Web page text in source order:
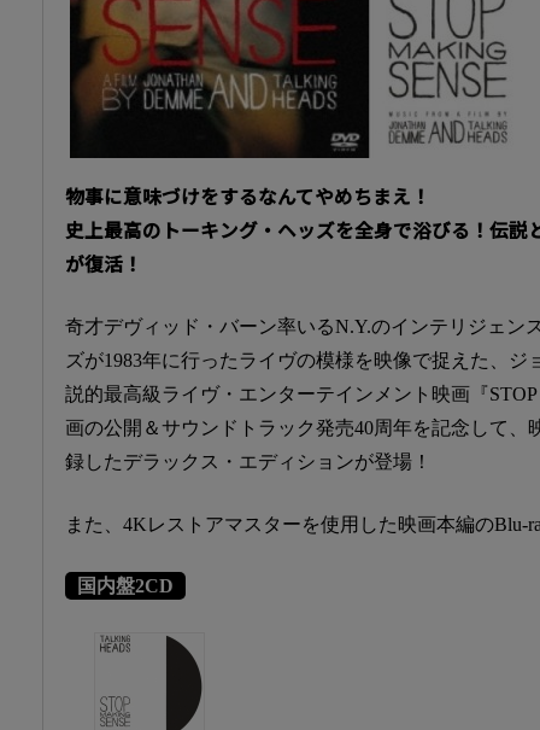
物事に意味づけをするなんてやめちまえ！
史上最高のトーキング・ヘッズを全身で浴びる！伝説
が復活！
奇才デヴィッド・バーン率いるN.Y.のインテリジェン
ズが1983年に行ったライヴの模様を映像で捉えた、ジ
説的最高級ライヴ・エンターテインメント映画『
画の公開＆サウンドトラック発売40周年を記念して、
録したデラックス・エディションが登場！
また、4Kレストアマスターを使用した映画本編のBlu-
国内盤2CD